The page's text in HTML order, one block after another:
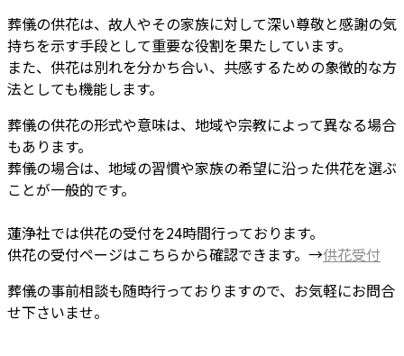
葬儀の供花は、故人やその家族に対して深い尊敬と感謝の気
持ちを示す手段として重要な役割を果たしています。
また、供花は別れを分かち合い、共感するための象徴的な方
法としても機能します。
葬儀の供花の形式や意味は、地域や宗教によって異なる場合
もあります。
葬儀の場合は、地域の習慣や家族の希望に沿った供花を選ぶ
ことが一般的です。
蓮浄社では供花の受付を24時間行っております。
供花の受付ページはこちらから確認できます。→供花受付
葬儀の事前相談も随時行っておりますので、お気軽にお問合
せ下さいませ。